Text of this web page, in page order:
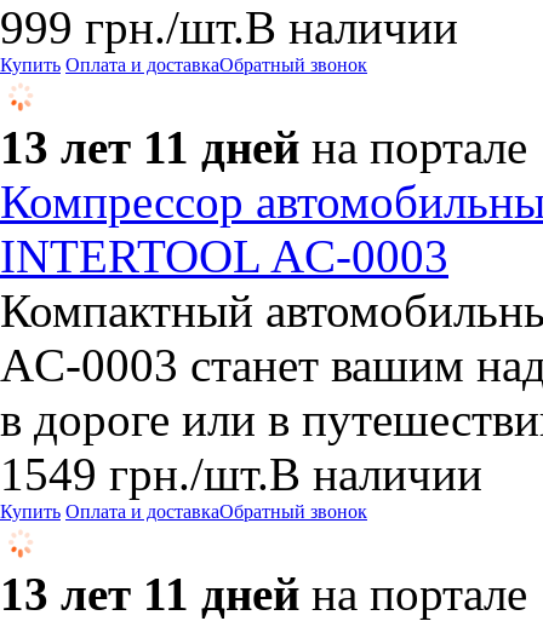
999 грн./шт.В наличии
Купить Оплата и доставкаОбратный звонок
13 лет 11 дней на портале
Компрессор
INTERTOOL AC-0003
Компактный
AC-0003 станет вашим
в дороге или в
1549 грн./шт.В наличии
Купить Оплата и доставкаОбратный звонок
13 лет 11 дней на портале